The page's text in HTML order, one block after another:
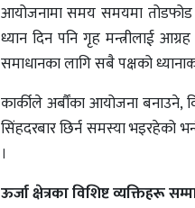
आयोजनामा समय समयमा
ध्यान दिन पनि गृह मन्त्रीलाई
समाधानका लागि सबै पक्षको
कार्कीले अर्बौंका आयोजना बनाउने,
सिंहदरबार छिर्न समस्या भइरहेको
।
ऊर्जा क्षेत्रका विशिष्ट व्यक्तिहरू